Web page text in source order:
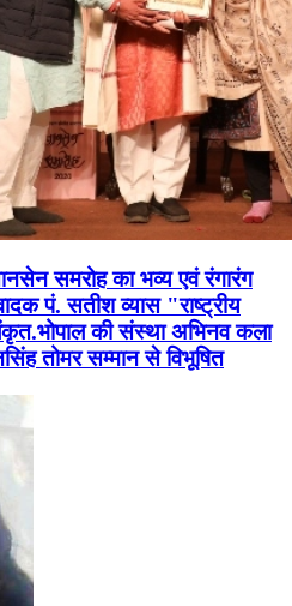
समरोह का भव्य एवं रंगारंग
पं. सतीश व्यास "राष्ट्रीय
की संस्था अभिनव कला
तोमर सम्मान से विभूषित